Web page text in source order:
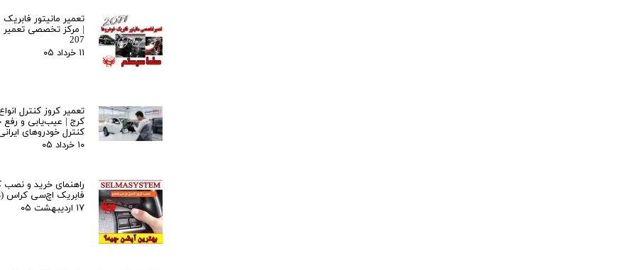
| مرکز تخصصی تعمیر
207
۱۱ خرداد ۰۵
تعمیر کروز کنترل
کرج | عیب‌یابی و رفع
کنترل خودروهای
۱۰ خرداد ۰۵
راهنمای خرید و نصب
فابریک اچ‌سی کراس (H30 Cross)
۱۷ اردیبهشت ۰۵